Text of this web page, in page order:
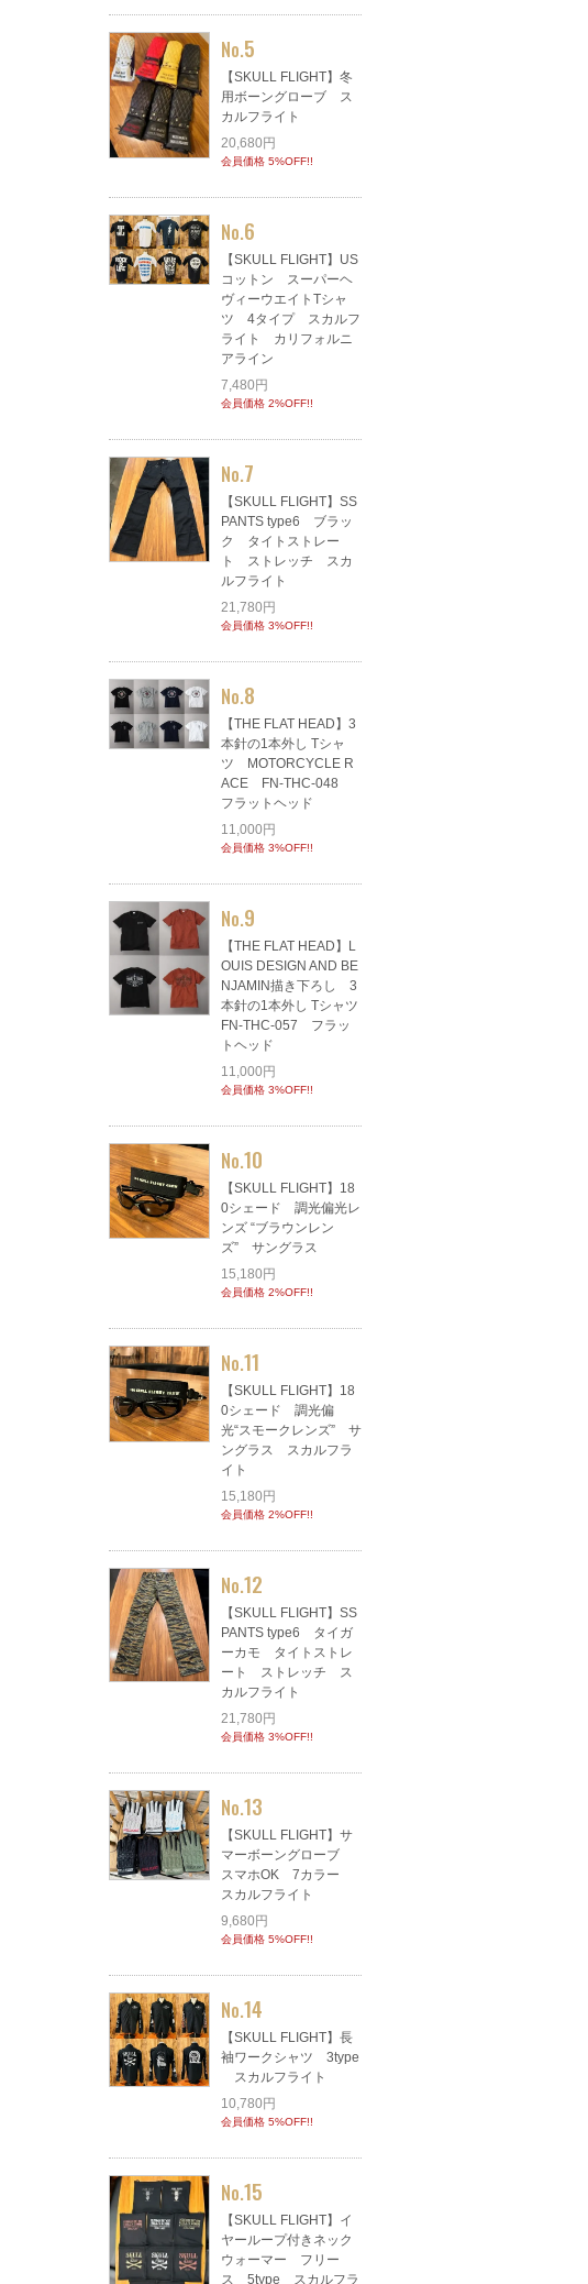
No.5
【SKULL FLIGHT】冬
用ボーングローブ ス
カルフライト
20,680円
会員価格 5%OFF!!
No.6
【SKULL FLIGHT】US
コットン スーパーヘ
ヴィーウエイトTシャ
ツ 4タイプ スカルフ
ライト カリフォルニ
アライン
7,480円
会員価格 2%OFF!!
No.7
【SKULL FLIGHT】SS
PANTS type6 ブラッ
ク タイトストレー
ト ストレッチ スカ
ルフライト
21,780円
会員価格 3%OFF!!
No.8
【THE FLAT HEAD】3
本針の1本外し Tシャ
ツ MOTORCYCLE R
ACE FN-THC-048
フラットヘッド
11,000円
会員価格 3%OFF!!
No.9
【THE FLAT HEAD】L
OUIS DESIGN AND BE
NJAMIN描き下ろし 3
本針の1本外し Tシャツ
FN-THC-057 フラッ
トヘッド
11,000円
会員価格 3%OFF!!
No.10
【SKULL FLIGHT】18
0シェード 調光偏光レ
ンズ “ブラウンレン
ズ” サングラス
15,180円
会員価格 2%OFF!!
No.11
【SKULL FLIGHT】18
0シェード 調光偏
光“スモークレンズ” サ
ングラス スカルフラ
イト
15,180円
会員価格 2%OFF!!
No.12
【SKULL FLIGHT】SS
PANTS type6 タイガ
ーカモ タイトストレ
ート ストレッチ ス
カルフライト
21,780円
会員価格 3%OFF!!
No.13
【SKULL FLIGHT】サ
マーボーングローブ
スマホOK 7カラー
スカルフライト
9,680円
会員価格 5%OFF!!
No.14
【SKULL FLIGHT】長
袖ワークシャツ 3type
スカルフライト
10,780円
会員価格 5%OFF!!
No.15
【SKULL FLIGHT】イ
ヤーループ付きネック
ウォーマー フリー
ス 5type スカルフラ